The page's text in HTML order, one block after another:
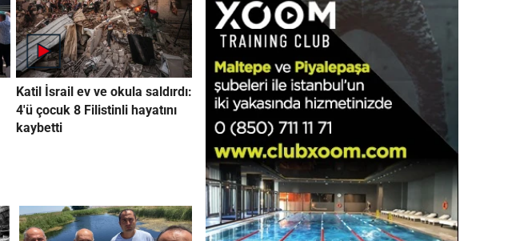
Katil İsrail ev ve okula saldırdı:
4'ü çocuk 8 Filistinli hayatını
kaybetti